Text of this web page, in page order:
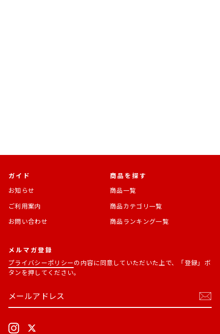
ガイド
お知らせ
ご利用案内
お問い合わせ
商品を探す
商品一覧
商品カテゴリ一覧
商品ランキング一覧
メルマガ登録
プライバシーポリシーの内容に同意していただいた上で、「登録」ボ
タンを押してください。
ー
レ
読
Instagram